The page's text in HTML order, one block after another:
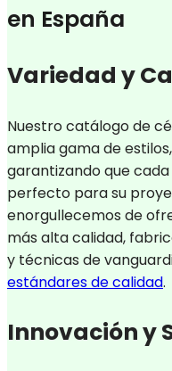
en España
Variedad y
Nuestro catálogo de
amplia gama de
garantizando que
perfecto para su
enorgullecemos de
más alta calidad,
y técnicas de
estándares de calidad.
Innovación y